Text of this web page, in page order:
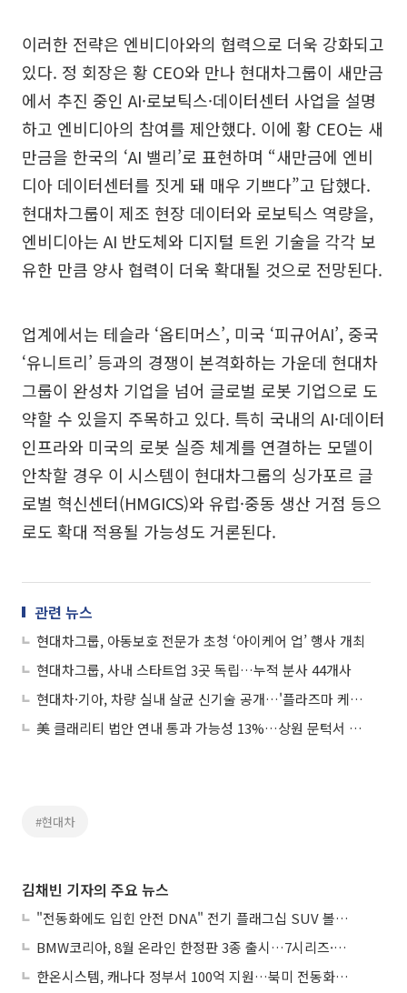
이러한 전략은 엔비디아와의 협력으로 더욱 강화되고
있다. 정 회장은 황 CEO와 만나 현대차그룹이 새만금
에서 추진 중인 AI·로보틱스·데이터센터 사업을 설명
하고 엔비디아의 참여를 제안했다. 이에 황 CEO는 새
만금을 한국의 ‘AI 밸리’로 표현하며 “새만금에 엔비
디아 데이터센터를 짓게 돼 매우 기쁘다”고 답했다.
현대차그룹이 제조 현장 데이터와 로보틱스 역량을,
엔비디아는 AI 반도체와 디지털 트윈 기술을 각각 보
유한 만큼 양사 협력이 더욱 확대될 것으로 전망된다.
업계에서는 테슬라 ‘옵티머스’, 미국 ‘피규어AI’, 중국
‘유니트리’ 등과의 경쟁이 본격화하는 가운데 현대차
그룹이 완성차 기업을 넘어 글로벌 로봇 기업으로 도
약할 수 있을지 주목하고 있다. 특히 국내의 AI·데이터
인프라와 미국의 로봇 실증 체계를 연결하는 모델이
안착할 경우 이 시스템이 현대차그룹의 싱가포르 글
로벌 혁신센터(HMGICS)와 유럽·중동 생산 거점 등으
로도 확대 적용될 가능성도 거론된다.
관련 뉴스
현대차그룹, 아동보호 전문가 초청 ‘아이케어 업’ 행사 개최
현대차그룹, 사내 스타트업 3곳 독립…누적 분사 44개사
현대차·기아, 차량 실내 살균 신기술 공개…'플라즈마 케어 UVC' 세계 최초 개발
美 클래리티 법안 연내 통과 가능성 13%…상원 문턱서 제동
#현대차
김채빈 기자의 주요 뉴스
"전동화에도 입힌 안전 DNA" 전기 플래그십 SUV 볼보 'EX90'
BMW코리아, 8월 온라인 한정판 3종 출시…7시리즈·X7·M340i 투어링
한온시스템, 캐나다 정부서 100억 지원…북미 전동화 시장 가속